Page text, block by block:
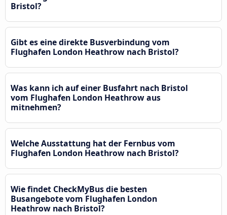
Bristol?
Gibt es eine direkte Busverbindung vom
Flughafen London Heathrow nach Bristol?
Was kann ich auf einer Busfahrt nach Bristol
vom Flughafen London Heathrow aus
mitnehmen?
Welche Ausstattung hat der Fernbus vom
Flughafen London Heathrow nach Bristol?
Wie findet CheckMyBus die besten
Busangebote vom Flughafen London
Heathrow nach Bristol?